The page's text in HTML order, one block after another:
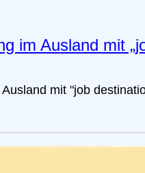
im Ausland mit
mit "job